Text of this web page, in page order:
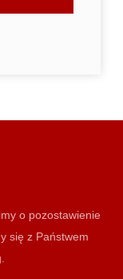
o pozostawienie
się z Państwem